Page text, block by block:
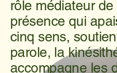
rôle médiateur de
présence qui
cinq sens,
parole, la
accompagne les